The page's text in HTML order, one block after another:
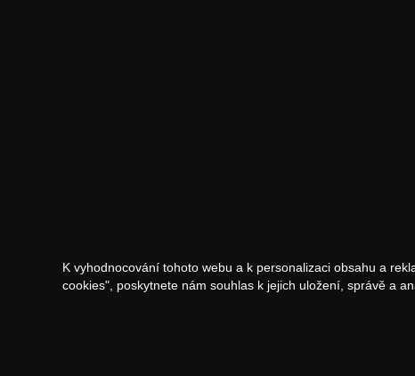
K vyhodnocování tohoto webu a k personalizaci obsahu a
cookies", poskytnete nám souhlas k jejich uložení, správě a